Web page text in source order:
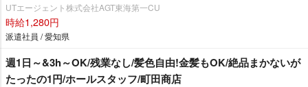
UTエージェント株式会社AGT東海第一CU
時給1,280円
派遣社員 / 愛知県
週1日～&3h～OK/残業なし/髪色自由!金髪もOK/絶品まかないが
たったの1円/ホールスタッフ/町田商店